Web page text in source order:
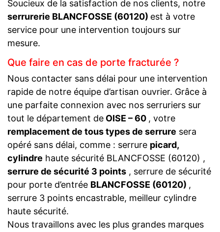
Soucieux de la satisfaction de nos clients, notre
serrurerie BLANCFOSSE (60120) est à votre
service pour une intervention toujours sur
mesure.
Que faire en cas de porte fracturée ?
Nous contacter sans délai pour une intervention
rapide de notre équipe d’artisan ouvrier. Grâce à
une parfaite connexion avec nos serruriers sur
tout le département de OISE – 60 , votre
remplacement de tous types de serrure sera
opéré sans délai, comme : serrure picard,
cylindre haute sécurité BLANCFOSSE (60120) ,
serrure de sécurité 3 points , serrure de sécurité
pour porte d’entrée BLANCFOSSE (60120) ,
serrure 3 points encastrable, meilleur cylindre
haute sécurité.
Nous travaillons avec les plus grandes marques